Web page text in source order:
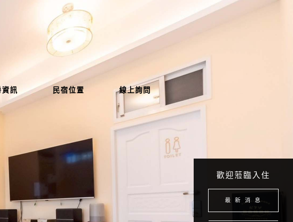
歡迎蒞臨入住
最 新 消 息
資訊 民宿位置 線上詢問